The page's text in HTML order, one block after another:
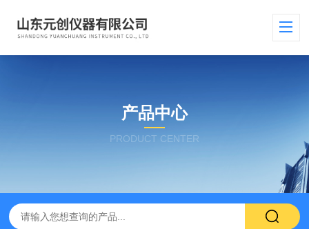
产品中心
PRODUCT CENTER